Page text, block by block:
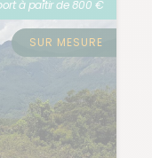
à partir de 800 €
SUR MESURE